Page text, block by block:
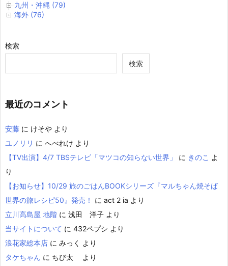
九州・沖縄 (79)
海外 (76)
検索
検索
最近のコメント
安藤 に けそや より
ユノリリ に へべれけ より
【TV出演】4/7 TBSテレビ「マツコの知らない世界」
に きのこ よ
り
【お知らせ】10/29 旅のごはんBOOKシリーズ『マルちゃん焼そば
世界の旅レシピ50』発売！
に act 2 ia より
立川高島屋 地階 に 浅田 洋子 より
当サイトについて に 432ペプシ より
浪花家総本店 に みっく より
タケちゃん に ちび太 より